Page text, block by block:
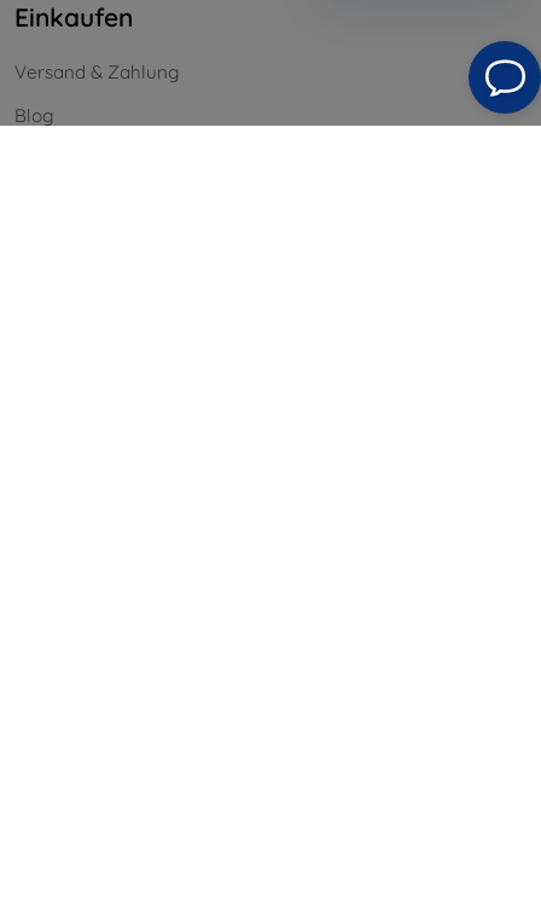
Einkaufen
Versand & Zahlung
Blog